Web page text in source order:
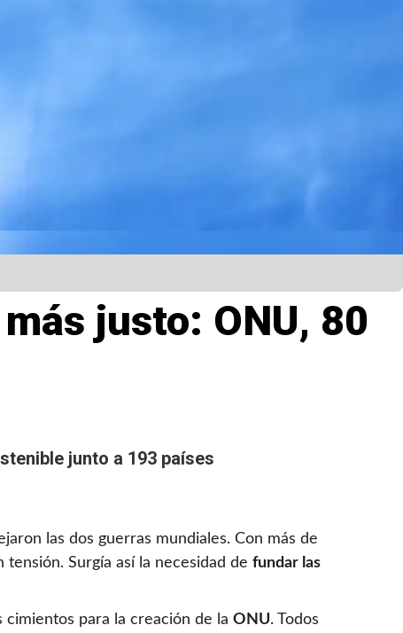
justo: ONU, 80
junto a 193 países
las dos guerras mundiales. Con más de
Surgía así la necesidad de fundar las
para la creación de la ONU. Todos